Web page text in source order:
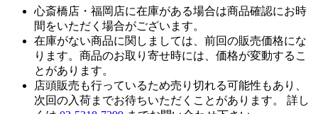
心斎橋店・福岡店に在庫がある場合は商品確認にお時
間をいただく場合がございます。
在庫がない商品に関しましては、前回の販売価格にな
ります。商品のお取り寄せ時には、価格が変動するこ
とがあります。
店頭販売も行っているため売り切れる可能性もあり、
次回の入荷までお待ちいただくことがあります。 詳し